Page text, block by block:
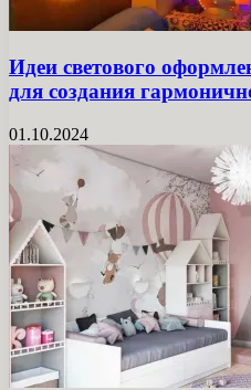
Идеи светового
для создания
01.10.2024